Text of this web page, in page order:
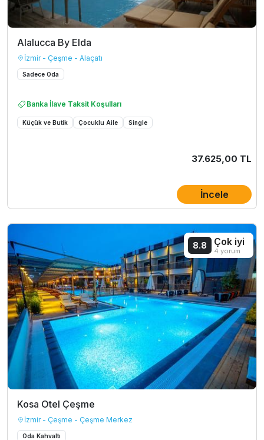
Alalucca By Elda
İzmir - Çeşme - Alaçatı
Sadece Oda
Banka İlave Taksit Koşulları
Küçük ve Butik Çocuklu Aile Single
37.625,00 TL
İncele
Kosa Otel Çeşme
İzmir - Çeşme - Çeşme Merkez
Oda Kahvaltı
8.8 Çok iyi
4 yorum